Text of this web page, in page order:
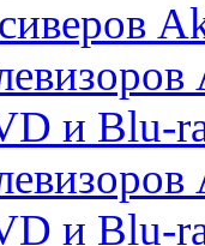
и Blu-
и Blu-